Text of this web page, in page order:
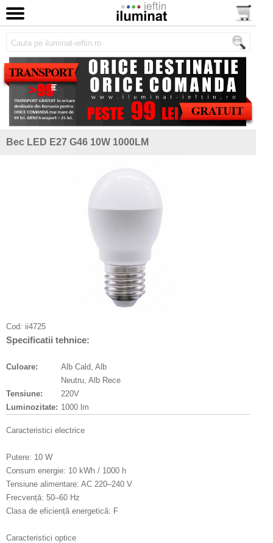
Bec LED E27 G46 10W 1000LM
Cod: ii4725
Specificatii tehnice:
Culoare:
Alb Cald, Alb
Neutru, Alb Rece
Tensiune:
220V
Luminozitate: 1000 lm
Caracteristici electrice
Putere: 10 W
Consum energie: 10 kWh / 1000 h
Tensiune alimentare: AC 220–240 V
Frecvență: 50–60 Hz
Clasa de eficiență energetică: F
Caracteristici optice